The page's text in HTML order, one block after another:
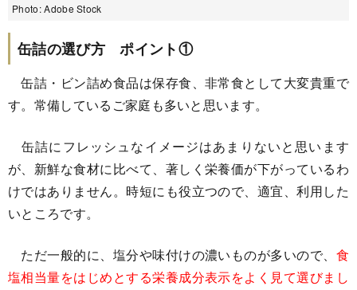
Photo: Adobe Stock
缶詰の選び方 ポイント①
缶詰・ビン詰め食品は保存食、非常食として大変貴重で
す。常備しているご家庭も多いと思います。
缶詰にフレッシュなイメージはあまりないと思います
が、新鮮な食材に比べて、著しく栄養価が下がっているわ
けではありません。時短にも役立つので、適宜、利用した
いところです。
ただ一般的に、塩分や味付けの濃いものが多いので、 食
塩相当量をはじめとする栄養成分表示をよく見て選びまし